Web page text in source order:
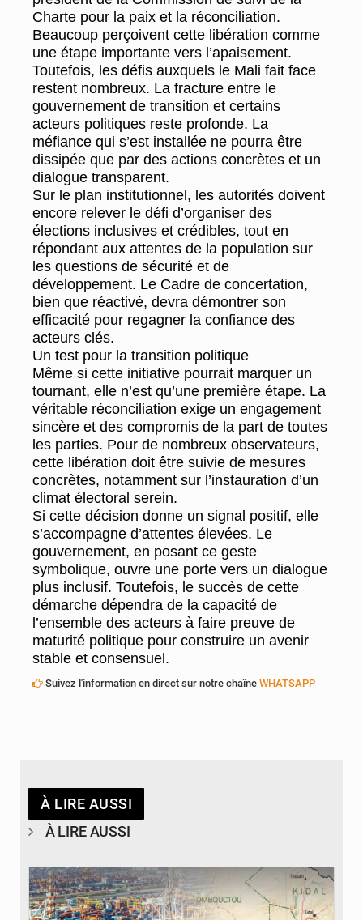
Charte pour la paix et la réconciliation.
Beaucoup perçoivent cette libération comme
une étape importante vers l’apaisement.
Toutefois, les défis auxquels le Mali fait face
restent nombreux. La fracture entre le
gouvernement de transition et certains
acteurs politiques reste profonde. La
méfiance qui s’est installée ne pourra être
dissipée que par des actions concrètes et un
dialogue transparent.
Sur le plan institutionnel, les autorités doivent
encore relever le défi d’organiser des
élections inclusives et crédibles, tout en
répondant aux attentes de la population sur
les questions de sécurité et de
développement. Le Cadre de concertation,
bien que réactivé, devra démontrer son
efficacité pour regagner la confiance des
acteurs clés.
Un test pour la transition politique
Même si cette initiative pourrait marquer un
tournant, elle n’est qu’une première étape. La
véritable réconciliation exige un engagement
sincère et des compromis de la part de toutes
les parties. Pour de nombreux observateurs,
cette libération doit être suivie de mesures
concrètes, notamment sur l’instauration d’un
climat électoral serein.
Si cette décision donne un signal positif, elle
s’accompagne d’attentes élevées. Le
gouvernement, en posant ce geste
symbolique, ouvre une porte vers un dialogue
plus inclusif. Toutefois, le succès de cette
démarche dépendra de la capacité de
l’ensemble des acteurs à faire preuve de
maturité politique pour construire un avenir
stable et consensuel.
Suivez l'information en direct sur notre chaîne WHATSAPP
À LIRE AUSSI
À LIRE AUSSI
© JDM